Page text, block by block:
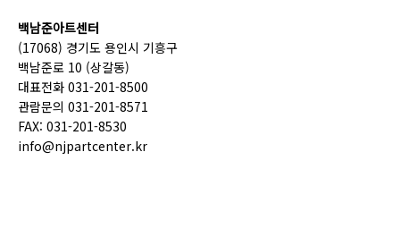
백남준아트센터
(17068) 경기도 용인시 기흥구
백남준로 10 (상갈동)
대표전화 031-201-8500
관람문의 031-201-8571
FAX: 031-201-8530
info@njpartcenter.kr